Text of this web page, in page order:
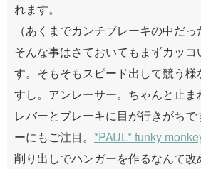
れます。
（あくまでカンチブレーキの中だっ
そんな事はさておいてもまずカッコ
す。そもそもスピード出して競う
すし。アンレーサー。ちゃんと止ま
レバーとブレーキに目が行きがち
ーにもご注目。 *PAUL* funky
削り出しでハンガーを作るなんて改